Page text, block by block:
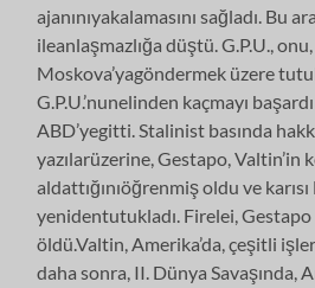
ajanınıyakalamasını sağladı. Bu
ileanlaşmazlığa düştü. G.P.U., onu,
Moskova’yagöndermek üzere
G.P.U.’nunelinden kaçmayı
ABD’yegitti. Stalinist basında
yazılarüzerine, Gestapo, Valtin’in
aldattığınıöğrenmiş oldu ve karısı
yenidentutukladı. Firelei,
öldü.Valtin, Amerika’da, çeşitli
daha sonra, II. Dünya Savaşında,